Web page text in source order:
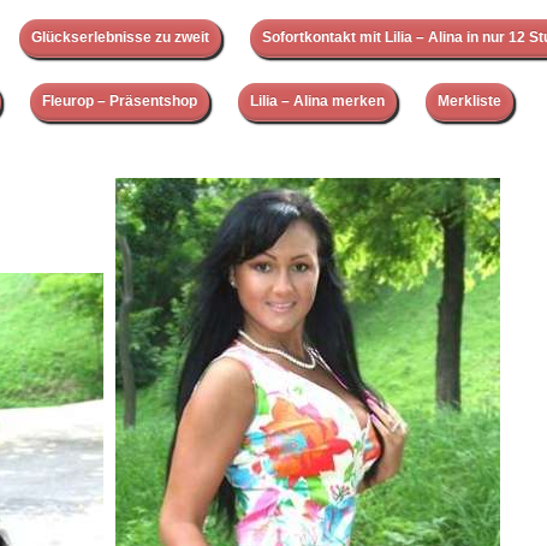
Glückserlebnisse zu zweit Sofortkontakt mit Lilia – Alina in nur 12
Fleurop – Präsentshop Lilia – Alina merken Merkliste